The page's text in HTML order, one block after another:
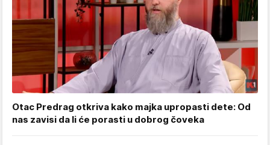
Otac Predrag otkriva kako majka upropasti dete: Od
nas zavisi da li će porasti u dobrog čoveka